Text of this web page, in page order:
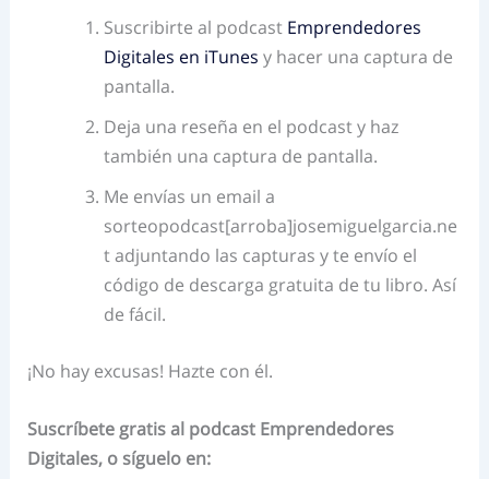
Suscribirte al podcast Emprendedores
Digitales en iTunes y hacer una captura de
pantalla.
Deja una reseña en el podcast y haz
también una captura de pantalla.
Me envías un email a
sorteopodcast[arroba]josemiguelgarcia.ne
t adjuntando las capturas y te envío el
código de descarga gratuita de tu libro. Así
de fácil.
¡No hay excusas! Hazte con él.
Suscríbete gratis al podcast Emprendedores
Digitales, o síguelo en: